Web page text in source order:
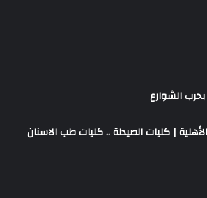
الشوارع
| كليات الصيدلة .. كليات طب الاسنان